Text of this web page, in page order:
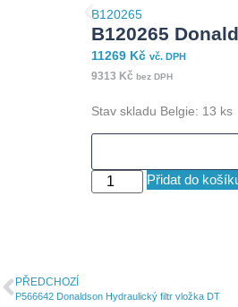
B120265
B120265
11269 Kč vč. DPH
9313 Kč bez DPH
Stav skladu Belgie: 13 ks
Přidat do
PŘEDCHOZÍ
P566642 Donaldson Hydraulický filtr vložka DT